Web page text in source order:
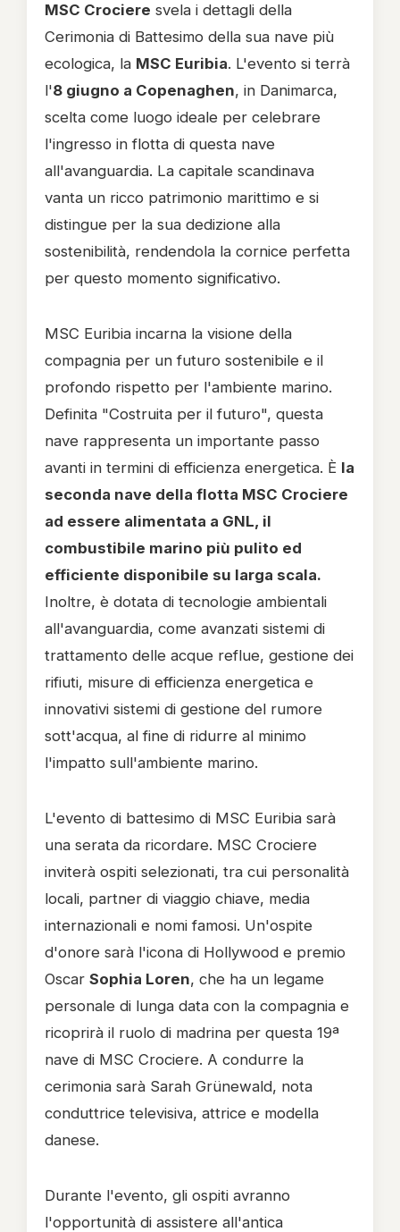
MSC Crociere svela i dettagli della
Cerimonia di Battesimo della sua nave più
ecologica, la MSC Euribia. L'evento si terrà
l'8 giugno a Copenaghen, in Danimarca,
scelta come luogo ideale per celebrare
l'ingresso in flotta di questa nave
all'avanguardia. La capitale scandinava
vanta un ricco patrimonio marittimo e si
distingue per la sua dedizione alla
sostenibilità, rendendola la cornice perfetta
per questo momento significativo.
MSC Euribia incarna la visione della
compagnia per un futuro sostenibile e il
profondo rispetto per l'ambiente marino.
Definita "Costruita per il futuro", questa
nave rappresenta un importante passo
avanti in termini di efficienza energetica. È la
seconda nave della flotta MSC Crociere
ad essere alimentata a GNL, il
combustibile marino più pulito ed
efficiente disponibile su larga scala.
Inoltre, è dotata di tecnologie ambientali
all'avanguardia, come avanzati sistemi di
trattamento delle acque reflue, gestione dei
rifiuti, misure di efficienza energetica e
innovativi sistemi di gestione del rumore
sott'acqua, al fine di ridurre al minimo
l'impatto sull'ambiente marino.
L'evento di battesimo di MSC Euribia sarà
una serata da ricordare. MSC Crociere
inviterà ospiti selezionati, tra cui personalità
locali, partner di viaggio chiave, media
internazionali e nomi famosi. Un'ospite
d'onore sarà l'icona di Hollywood e premio
Oscar Sophia Loren, che ha un legame
personale di lunga data con la compagnia e
ricoprirà il ruolo di madrina per questa 19ª
nave di MSC Crociere. A condurre la
cerimonia sarà Sarah Grünewald, nota
conduttrice televisiva, attrice e modella
danese.
Durante l'evento, gli ospiti avranno
l'opportunità di assistere all'antica